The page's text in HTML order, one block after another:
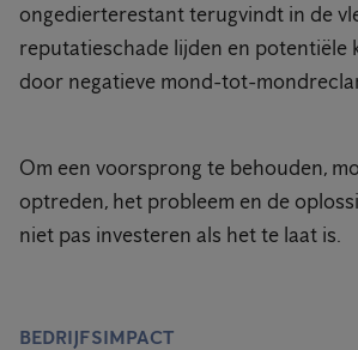
ongedierterestant terugvindt in de
reputatieschade lijden en potentiële
door negatieve mond-tot-
Om een voorsprong te behouden,
optreden, het probleem en de
niet pas investeren als het te laat is.
BEDRIJFSIMPACT